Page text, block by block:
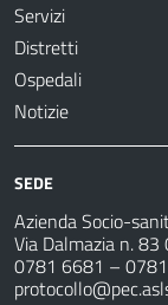
Servizi
Distretti
Ospedali
Notizie
SEDE
Azienda Socio-
Via Dalmazia n. 83
0781 6681 –